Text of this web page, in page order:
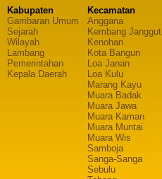
Kabupaten
Gambaran Umum
Sejarah
Wilayah
Lambang
Pemerintahan
Kepala Daerah
Kecamatan
Anggana
Kembang Janggut
Kenohan
Kota Bangun
Loa Janan
Loa Kulu
Marang Kayu
Muara Badak
Muara Jawa
Muara Kaman
Muara Muntai
Muara Wis
Samboja
Sanga-Sanga
Sebulu